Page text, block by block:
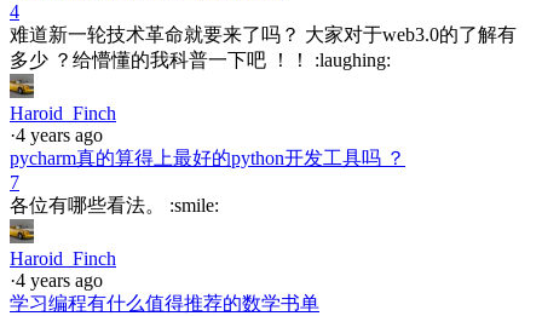
4
难道新一轮技术革命就要来了吗？ 大家对于web3.0的了解有
多少 ？给懵懂的我科普一下吧 ！！ :laughing:
Haroid_Finch
·4 years ago
pycharm真的算得上最好的python开发工具吗 ？
7
各位有哪些看法。 :smile:
Haroid_Finch
·4 years ago
学习编程有什么值得推荐的数学书单